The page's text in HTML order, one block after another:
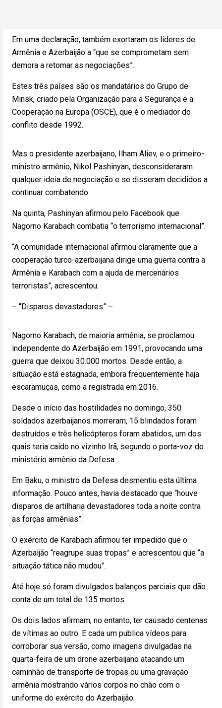
Em uma declaração, também exortaram os líderes de
Armênia e Azerbaijão a “que se comprometam sem
demora a retomar as negociações”.
Estes três países são os mandatários do Grupo de
Minsk, criado pela Organização para a Segurança e a
Cooperação na Europa (OSCE), que é o mediador do
conflito desde 1992.
Mas o presidente azerbaijano, Ilham Aliev, e o primeiro-
ministro armênio, Nikol Pashinyan, desconsideraram
qualquer ideia de negociação e se disseram decididos a
continuar combatendo.
Na quinta, Pashinyan afirmou pelo Facebook que
Nagorno Karabach combatia “o terrorismo internacional”.
“A comunidade internacional afirmou claramente que a
cooperação turco-azerbaijana dirige uma guerra contra a
Armênia e Karabach com a ajuda de mercenários
terroristas”, acrescentou.
– “Disparos devastadores” –
Nagorno Karabach, de maioria armênia, se proclamou
independente do Azerbaijão em 1991, provocando uma
guerra que deixou 30.000 mortos. Desde então, a
situação está estagnada, embora frequentemente haja
escaramuças, como a registrada em 2016.
Desde o início das hostilidades no domingo, 350
soldados azerbaijanos morreram, 15 blindados foram
destruídos e três helicópteros foram abatidos, um dos
quais teria caído no vizinho Irã, segundo o porta-voz do
ministério armênio da Defesa.
Em Baku, o ministro da Defesa desmentiu esta última
informação. Pouco antes, havia destacado que “houve
disparos de artilharia devastadores toda a noite contra
as forças armênias”.
O exército de Karabach afirmou ter impedido que o
Azerbaijão “reagrupe suas tropas” e acrescentou que “a
situação tática não mudou”.
Até hoje só foram divulgados balanços parciais que dão
conta de um total de 135 mortos.
Os dois lados afirmam, no entanto, ter causado centenas
de vítimas ao outro. E cada um publica vídeos para
corroborar sua versão, como imagens divulgadas na
quarta-feira de um drone azerbaijano atacando um
caminhão de transporte de tropas ou uma gravação
armênia mostrando vários corpos no chão com o
uniforme do exército do Azerbaijão.